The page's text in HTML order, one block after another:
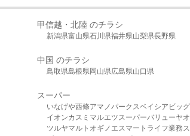
甲信越・北陸 のチラシ
新潟県富山県石川県福井県山梨県長野県
中国 のチラシ
鳥取県島根県岡山県広島県山口県
スーパー
いなげや西條アマノパークスベイシア ビッ
イオンカスミ マルエツスーパーバリューヤ
ツルヤマルト オギノ エスマート ライフ業務